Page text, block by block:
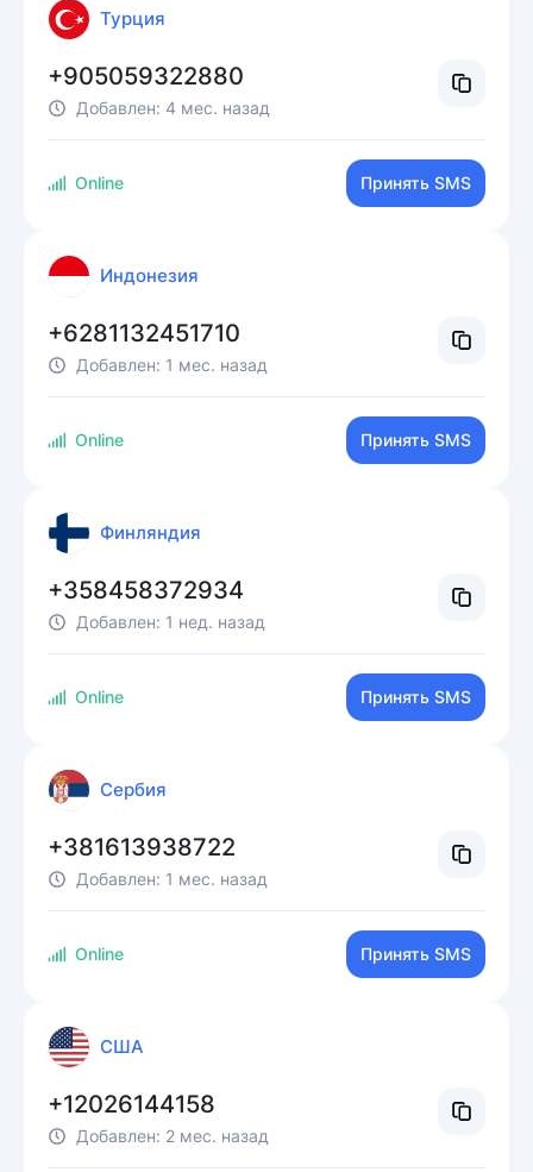
Турция
+905059322880
Добавлен: 4 мес. назад
Online Принять SMS
Индонезия
+6281132451710
Добавлен: 1 мес. назад
Online Принять SMS
Финляндия
+358458372934
Добавлен: 1 нед. назад
Online Принять SMS
Сербия
+381613938722
Добавлен: 1 мес. назад
Online Принять SMS
США
+12026144158
Добавлен: 2 мес. назад